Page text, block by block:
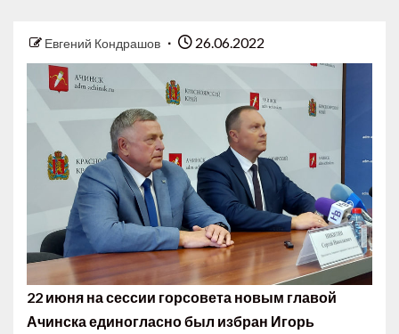
Евгений Кондрашов 26.06.2022
22 июня на сессии горсовета новым главой
Ачинска единогласно был избран Игорь